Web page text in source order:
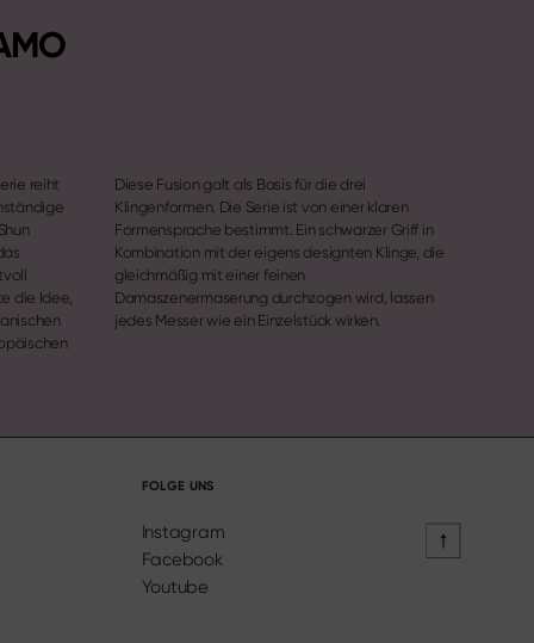
reiht
die Idee,
Diese Fusion galt als Basis für die drei
Klingenformen. Die Serie ist von einer klaren
Formensprache bestimmt. Ein schwarzer Griff in
Kombination mit der eigens designten Klinge, die
gleichmäßig mit einer feinen
Damaszenermaserung durchzogen wird, lassen
jedes Messer wie ein Einzelstück wirken.
FOLGE UNS
Instagram
Facebook
Youtube